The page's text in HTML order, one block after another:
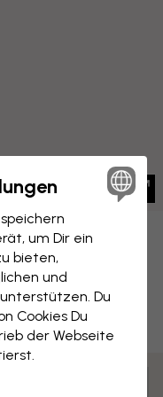
um Dir ein
bieten,
und
Du
Cookies Du
der Webseite